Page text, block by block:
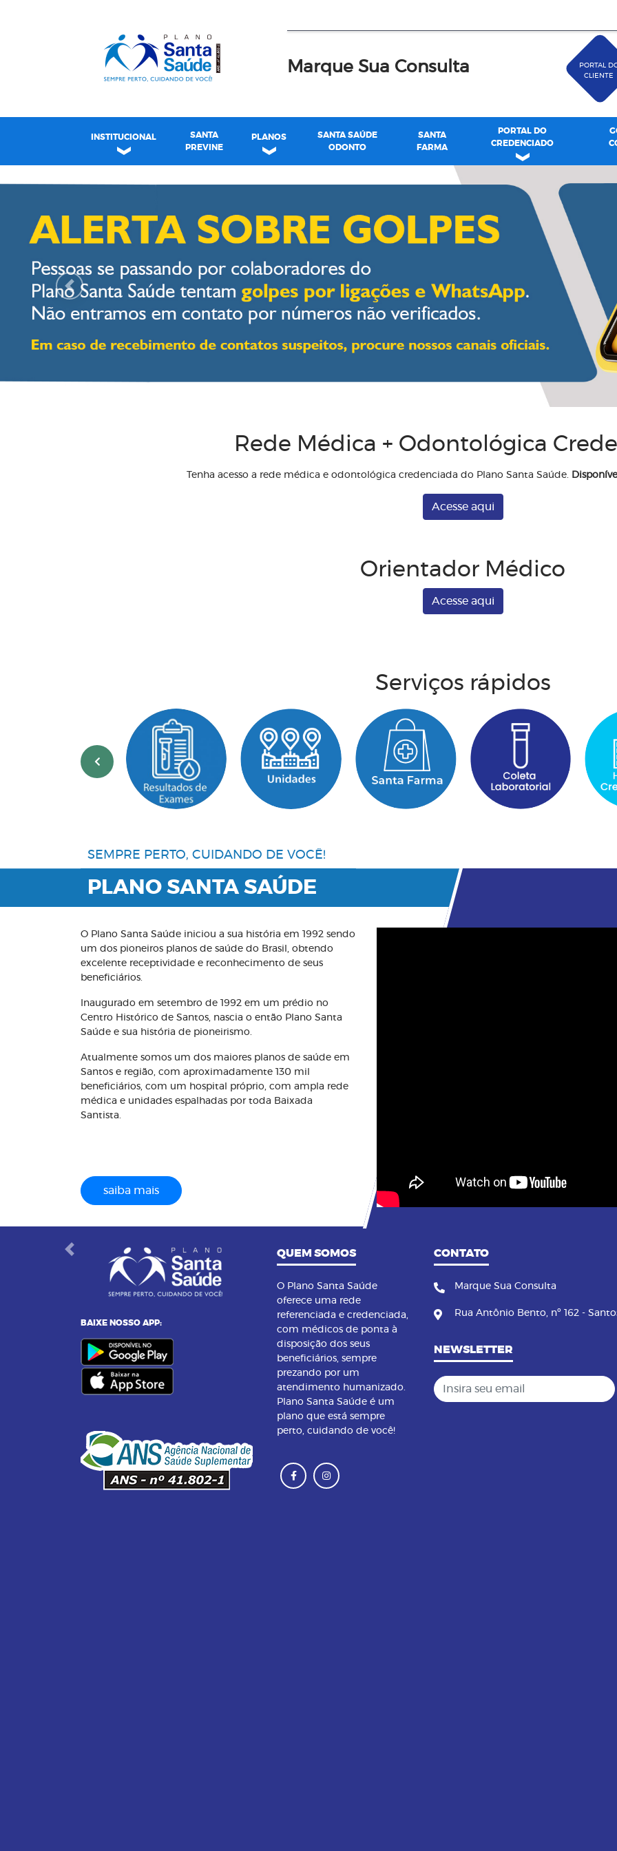
Marque Sua Consulta
PORTAL
CLIENTE
INSTITUCIONAL
SANTA
PREVINE
PLANOS
SANTA SAÚDE
ODONTO
SANTA
FARMA
PORTAL DO
CREDENCIADO
Plano Santa Casa Saúde
Previous
Rede Médica + Odontológica
Tenha acesso a rede médica e odontológica credenciada do Plano Santa Saúde.
Orientador Médico
Serviços rápidos
SEMPRE PERTO, CUIDANDO DE VOCÊ!
O Plano Santa Saúde iniciou a sua história em 1992 sendo
um dos pioneiros planos de saúde do Brasil, obtendo
beneficiários.
Inaugurado em setembro de 1992 em um prédio no
Atualmente somos um dos maiores planos de saúde em
Santos e região, com aproximadamente 130 mil
beneficiários, com um hospital próprio, com ampla rede
BAIXE NOSSO APP:
QUEM SOMOS
O Plano Santa Saúde
oferece uma rede
referenciada e credenciada,
com médicos de ponta à
disposição dos seus
beneficiários, sempre
prezando por um
atendimento humanizado.
Plano Santa Saúde é um
perto, cuidando de você!
CONTATO
Marque Sua Consulta
Rua Antônio Bento, nº 162 -
NEWSLETTER